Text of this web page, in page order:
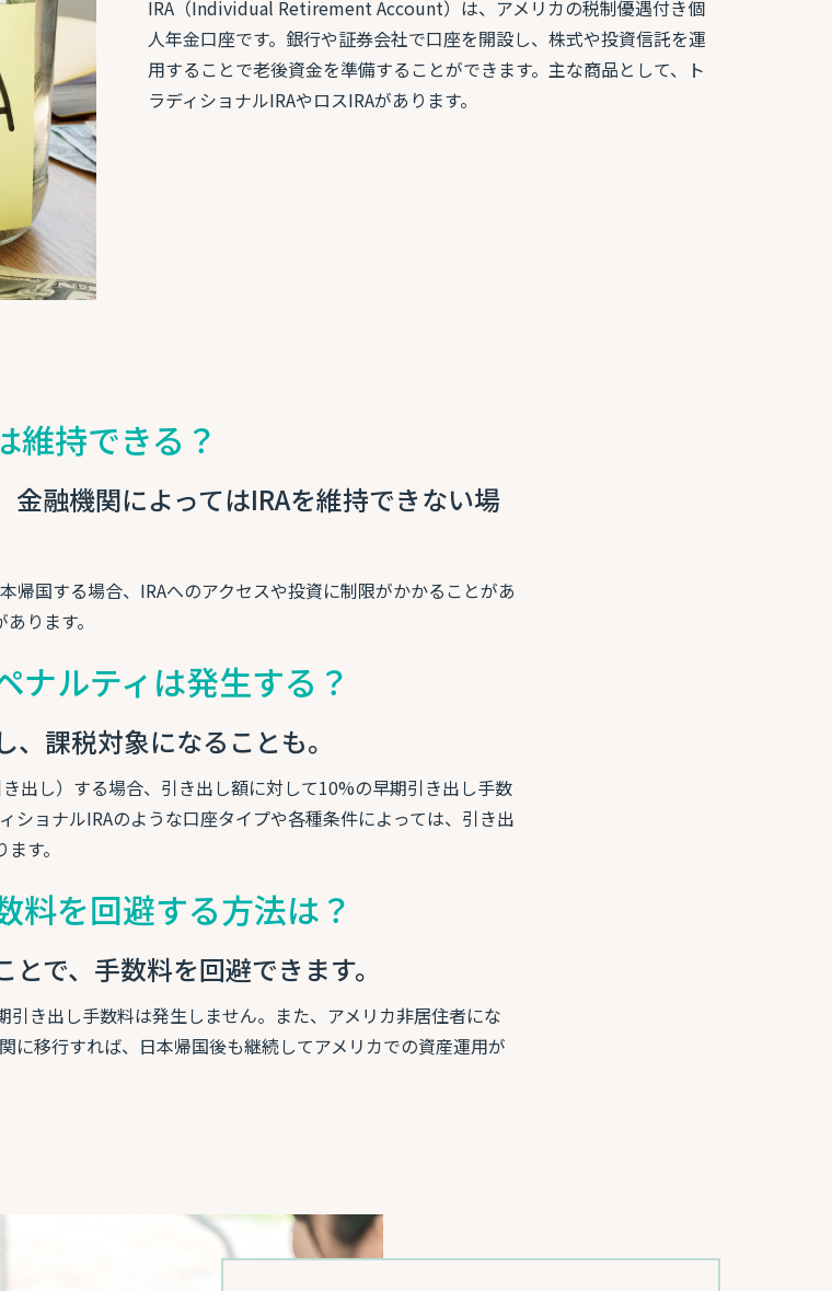
IRA（Individual Retirement Account）は、アメリカの税制優遇付き個
人年金口座です。銀行や証券会社で口座を開設し、株式や投資信託を運
用することで老後資金を準備することができます。主な商品として、ト
ラディショナルIRAやロスIRAがあります。
維持できる？
金融機関によってはIRAを維持できない場
帰国する場合、IRAへのアクセスや投資に制限がかかることがあ
ります。
ナルティは発生する？
課税対象になることも。
出し）する場合、引き出し額に対して10%の早期引き出し手数
ショナルIRAのような口座タイプや各種条件によっては、引き出
す。
料を回避する方法は？
で、手数料を回避できます。
き出し手数料は発生しません。また、アメリカ非居住者にな
に移行すれば、日本帰国後も継続してアメリカでの資産運用が